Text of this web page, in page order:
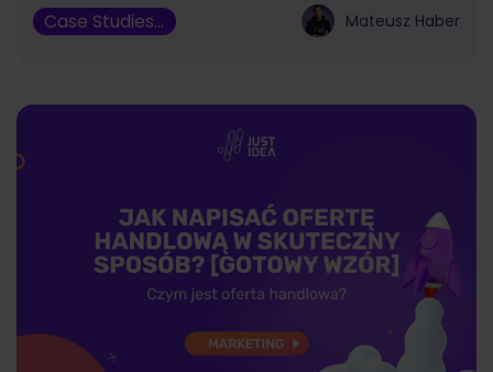
Case Studies, Marketing Mateusz Haber